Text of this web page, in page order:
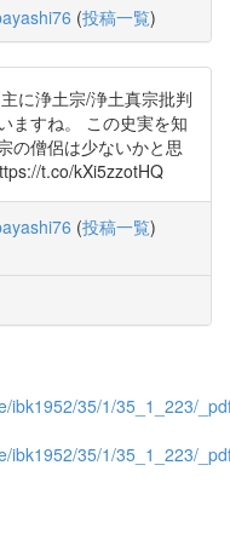
(投稿一覧)
に浄土宗/浄土真宗批判
ますね。 この史実を知
の僧侶は少ないかと思
t.co/kXi5zzotHQ
(投稿一覧)
ibk1952/35/1/35_1_223/
ibk1952/35/1/35_1_223/